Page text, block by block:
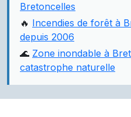
Bretoncelles
🔥 Incendies de forêt à
depuis 2006
🌊 Zone inondable à
catastrophe naturelle